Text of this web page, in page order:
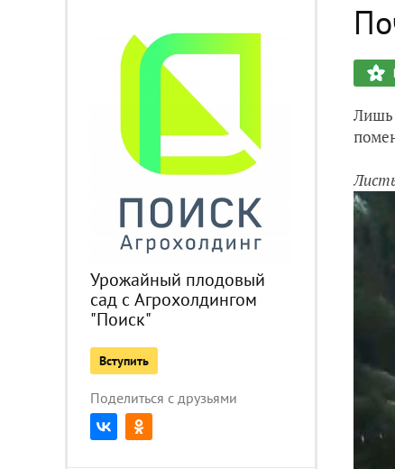
Урожайный плодовый
сад с Агрохолдингом
"Поиск"
Вступить
Поделиться с друзьями
Лишь